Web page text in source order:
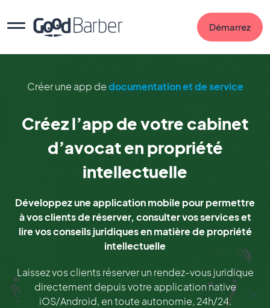
Démarrez
Créer une app dedocumentation et de service
Créez l’app de votre cabinet
d’avocat en propriété
intellectuelle
Développez une application mobile pour permettre
à vos clients de réserver, consulter vos services et
lire vos conseils juridiques en matière de propriété
intellectuelle
Laissez vos clients réserver un rendez-vous juridique
directement depuis votre application native
iOS/Android, en toute autonomie, 24h/24.